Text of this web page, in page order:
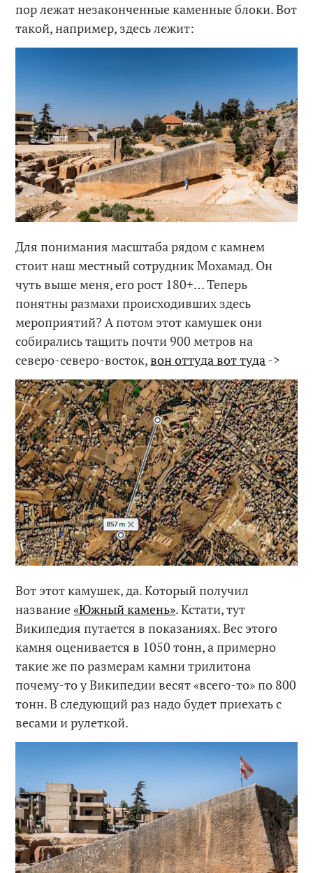
пор лежат незаконченные каменные блоки. Вот
такой, например, здесь лежит:
Для понимания масштаба рядом с камнем
стоит наш местный сотрудник Мохамад. Он
чуть выше меня, его рост 180+… Теперь
понятны размахи происходивших здесь
мероприятий? А потом этот камушек они
собирались тащить почти 900 метров на
северо-северо-восток,вон оттуда вот туда->
Вот этот камушек, да. Который получил
название«Южный камень». Кстати, тут
Википедия путается в показаниях. Вес этого
камня оценивается в 1050 тонн, а примерно
такие же по размерам камни трилитона
почему-то у Википедии весят «всего-то» по 800
тонн. В следующий раз надо будет приехать с
весами и рулеткой.